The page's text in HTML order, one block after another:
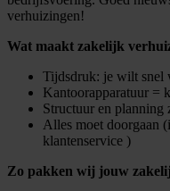
verhuizingen!
Wat maakt zakelijk
Tijdsdruk: je wilt snel
Kantoorapparatuur =
Structuur en planning
Alles moet doorgaan
klantenservice )
Zo pakken wij jouw